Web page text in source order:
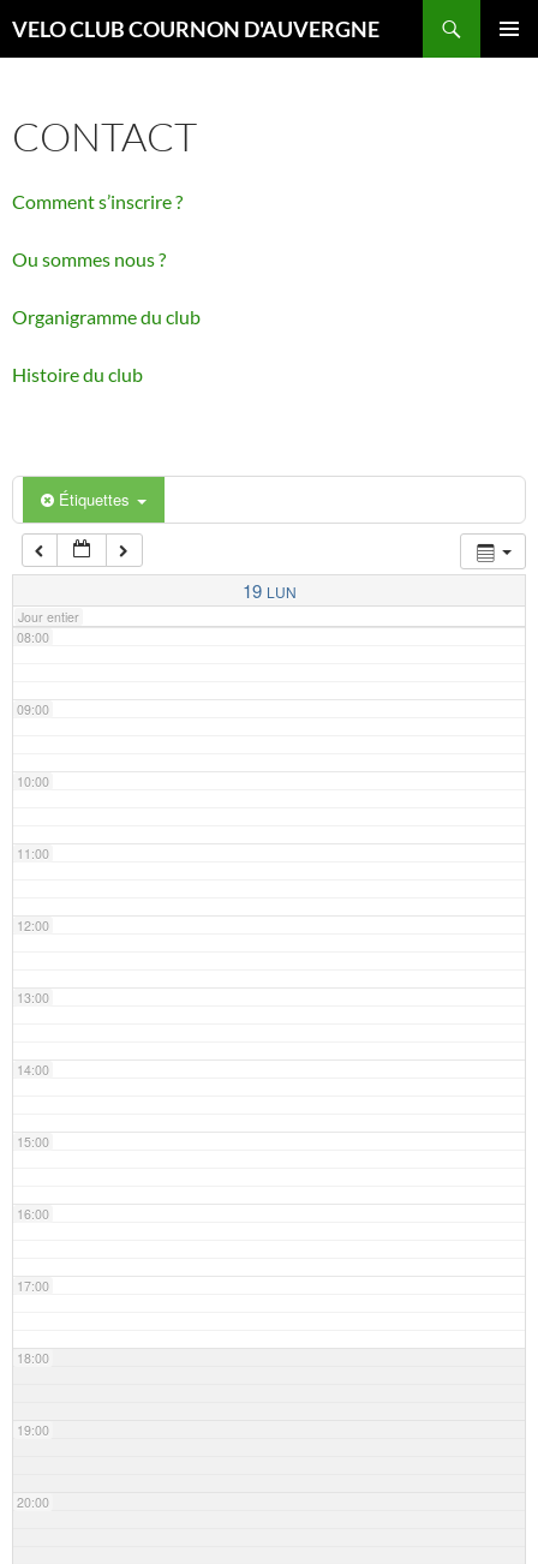
auVELO CLUB COURNON D'AUVERGNE
CONTACT
Comment s’inscrire ?
Ou sommes nous ?
Organigramme du club
Histoire du club
Étiquettes
19 LUN
Jour entier
00:00
01:00
02:00
06:00
07:00
08:00
09:00
10:00
11:00
12:00
13:00
14:00
15:00
16:00
17:00
18:00
19:00
20:00